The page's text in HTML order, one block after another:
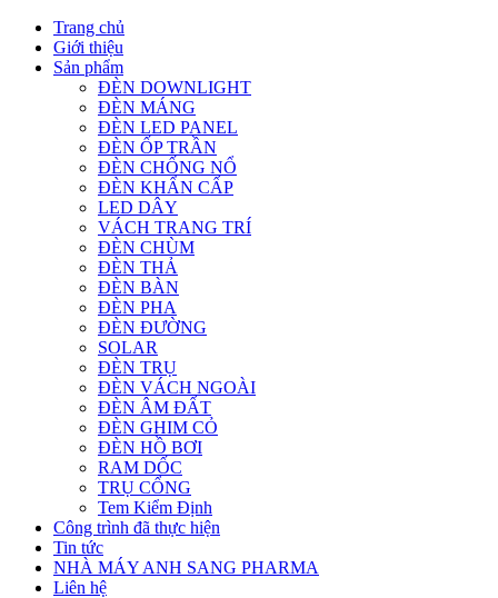
Trang chủ
Giới thiệu
Sản phẩm
ĐÈN DOWNLIGHT
ĐÈN MÁNG
ĐÈN LED PANEL
ĐÈN ỐP TRẦN
ĐÈN CHỐNG NỔ
ĐÈN KHẨN CẤP
LED DÂY
VÁCH TRANG TRÍ
ĐÈN CHÙM
ĐÈN THẢ
ĐÈN BÀN
ĐÈN PHA
ĐÈN ĐƯỜNG
SOLAR
ĐÈN TRỤ
ĐÈN VÁCH NGOÀI
ĐÈN ÂM ĐẤT
ĐÈN GHIM CỎ
ĐÈN HỒ BƠI
RAM DỐC
TRỤ CỔNG
Tem Kiểm Định
Công trình đã thực hiện
Tin tức
NHÀ MÁY ANH SANG PHARMA
Liên hệ